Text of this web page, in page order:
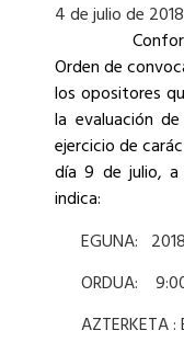
4 de julio de 2018
Conforme a
Orden de
los opositores
la evaluación
ejercicio de
día 9 de julio,
indica:
EGUNA:
ORDUA:
AZTERKETA :